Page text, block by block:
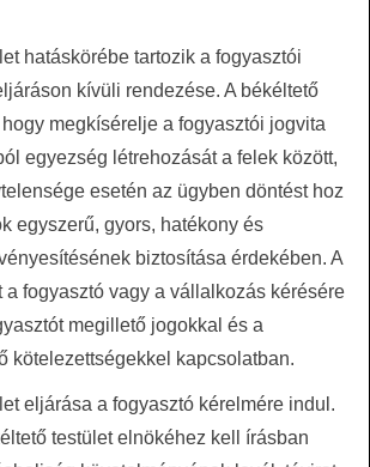
hatáskörébe tartozik a fogyasztói
kívüli rendezése. A békéltető
megkísérelje a fogyasztói jogvita
egyezség létrehozását a felek között,
esetén az ügyben döntést hoz
egyszerű, gyors, hatékony és
biztosítása érdekében. A
a fogyasztó vagy a vállalkozás kérésére
megillető jogokkal és a
kötelezettségekkel kapcsolatban.
eljárása a fogyasztó kérelmére indul.
testület elnökéhez kell írásban